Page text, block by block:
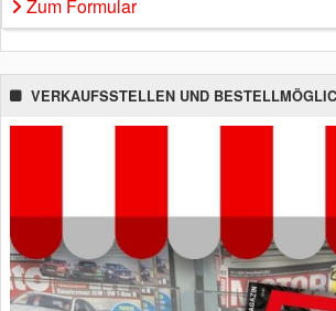
Zum Formular
VERKAUFSSTELLEN UND